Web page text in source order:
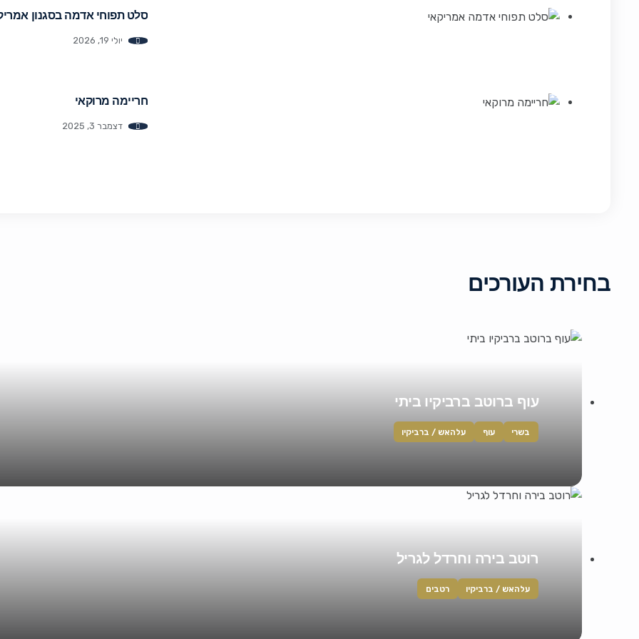
סלט תפוחי אדמה בסגנון
יולי 19, 2026
חריימה מרוקאי
דצמבר 3, 2025
בחירת העורכים
עוף ברוטב ברביקיו ביתי
בשרי עוף עלהאש / ברביקיו
רוטב בירה וחרדל לגריל
עלהאש / ברביקיו רטבים